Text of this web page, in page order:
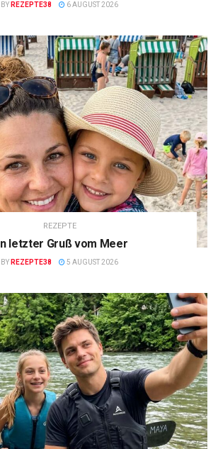
BY REZEPTE38 6 AUGUST 2026
REZEPTE
letzter Gruß vom Meer
BY REZEPTE38 5 AUGUST 2026